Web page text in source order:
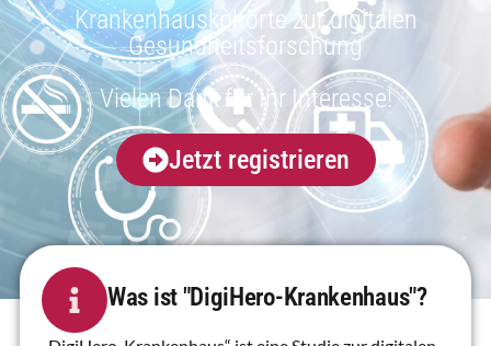
Krankenhauskohorte zur digitalen
Gesundheitsforschung
Vielen Dank für Ihr Interesse!
Jetzt registrieren
Was ist "DigiHero-Krankenhaus"?​